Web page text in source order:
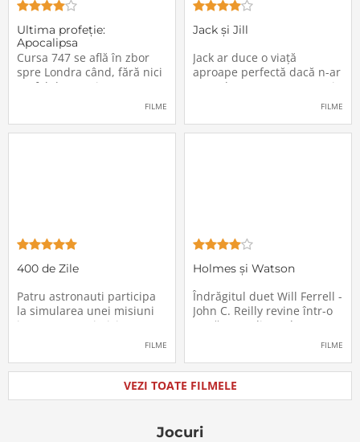
Ultima profeţie:
Apocalipsa
Cursa 747 se află în zbor
spre Londra când, fără nici
un fel de avertisment,
pasagerii încep să dispară
locurile lor. Teroarea și
FILME
Jack și Jill
Jack ar duce o viață
aproape perfectă dacă n-ar
avea de suportat o excepție
sărbători - sora lui
FILME
400 de Zile
Patru astronauti participa
la simularea unei misiuni
in care sunt trimisi pe o
psihologice pe care le are
calatoria in spatiu. Starea
mentala a astronautilor
FILME
Holmes și Watson
Îndrăgitul duet Will Ferrell -
John C. Reilly revine într-o
nouă comedie: Holmes &
Watson, povestea super-
Holmes și a asistentului
său, dr. Watson, inspirată
de romanul best-seller al
De data
FILME
VEZI TOATE FILMELE
Jocuri